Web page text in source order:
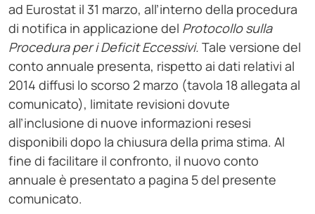
ad Eurostat il 31 marzo, all’interno della procedura
di notifica in applicazione del Protocollo sulla
Procedura per i Deficit Eccessivi. Tale versione del
conto annuale presenta, rispetto ai dati relativi al
2014 diffusi lo scorso 2 marzo (tavola 18 allegata al
comunicato), limitate revisioni dovute
all’inclusione di nuove informazioni resesi
disponibili dopo la chiusura della prima stima. Al
fine di facilitare il confronto, il nuovo conto
annuale è presentato a pagina 5 del presente
comunicato.